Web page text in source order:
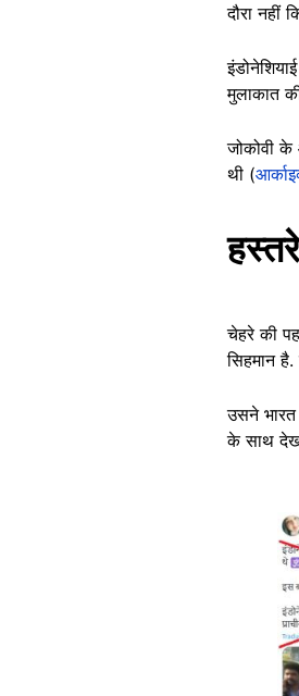
दौरा नहीं
मुलाकात
जोकोवी
थी (
चेहरे की
सिहमान
उसने
के साथ